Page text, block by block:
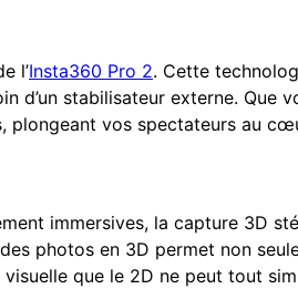
l’Insta360 Pro 2. Cette
d’un stabilisateur externe. Que
plongeant vos spectateurs au
immersives, la capture 3D
photos en 3D permet non
que le 2D ne peut tout